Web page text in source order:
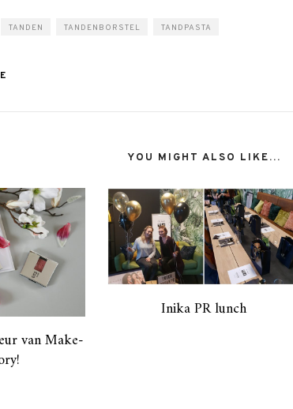
TANDEN TANDENBORSTEL TANDPASTA
YOU MIGHT ALSO LIKE...
van Make-
Inika PR lunch